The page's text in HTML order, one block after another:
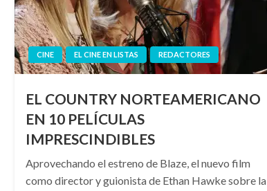
CINE EL CINE EN LISTAS REDACTORES
EL COUNTRY NORTEAMERICANO
EN 10 PELÍCULAS
IMPRESCINDIBLES
Aprovechando el estreno de Blaze, el nuevo film
como director y guionista de Ethan Hawke sobre la